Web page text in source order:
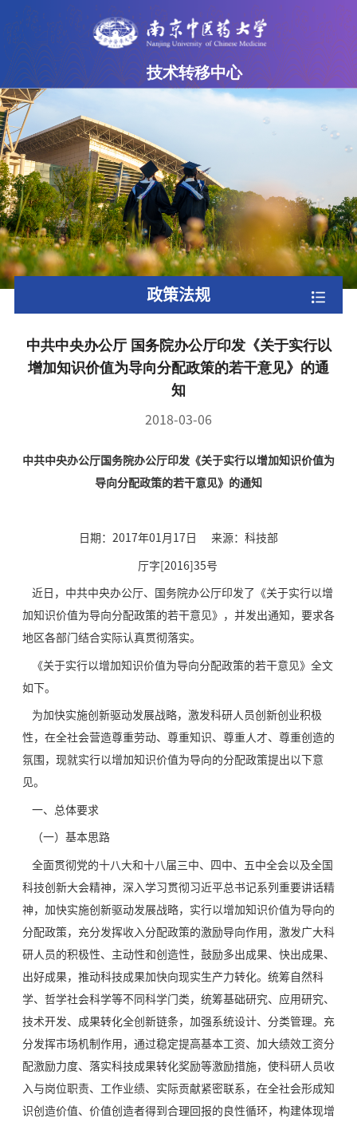
技术转移中心
网站首页
中心简介
成果超市
专家团队
政策法规
下载专区
政策法规
中共中央办公厅 国务院办公厅印发《关于实行以
增加知识价值为导向分配政策的若干意见》的通
知
2018-03-06
中共中央办公厅国务院办公厅印发《关于实行以增加知识价值为
导向分配政策的若干意见》的通知
日期：2017年01月17日 来源：科技部
厅字[2016]35号
近日，中共中央办公厅、国务院办公厅印发了《关于实行以增
加知识价值为导向分配政策的若干意见》，并发出通知，要求各
地区各部门结合实际认真贯彻落实。
《关于实行以增加知识价值为导向分配政策的若干意见》全文
如下。
为加快实施创新驱动发展战略，激发科研人员创新创业积极
性，在全社会营造尊重劳动、尊重知识、尊重人才、尊重创造的
氛围，现就实行以增加知识价值为导向的分配政策提出以下意
见。
一、总体要求
（一）基本思路
全面贯彻党的十八大和十八届三中、四中、五中全会以及全国
科技创新大会精神，深入学习贯彻习近平总书记系列重要讲话精
神，加快实施创新驱动发展战略，实行以增加知识价值为导向的
分配政策，充分发挥收入分配政策的激励导向作用，激发广大科
研人员的积极性、主动性和创造性，鼓励多出成果、快出成果、
出好成果，推动科技成果加快向现实生产力转化。统筹自然科
学、哲学社会科学等不同科学门类，统筹基础研究、应用研究、
技术开发、成果转化全创新链条，加强系统设计、分类管理。充
分发挥市场机制作用，通过稳定提高基本工资、加大绩效工资分
配激励力度、落实科技成果转化奖励等激励措施，使科研人员收
入与岗位职责、工作业绩、实际贡献紧密联系，在全社会形成知
识创造价值、价值创造者得到合理回报的良性循环，构建体现增